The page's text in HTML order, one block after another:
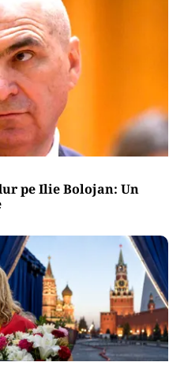
pe Ilie Bolojan: Un